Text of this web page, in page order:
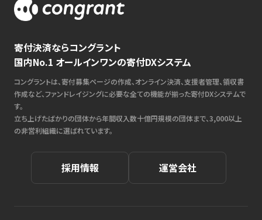
寄付決済ならコングラント
国内No.1 オールインワンの寄付DXシステム
コングラントは、寄付募集ページの作成、オンライン決済、支援者管理、領収書
作成など、ファンドレイジングに必要な全ての機能が揃った寄付DXシステムで
す。
立ち上げたばかりの団体から年間収入数十億円規模の団体まで、3,000以上
の非営利組織に選ばれています。
採用情報 運営会社